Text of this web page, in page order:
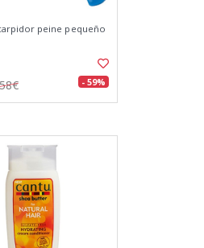
peine pequeño
- 59%